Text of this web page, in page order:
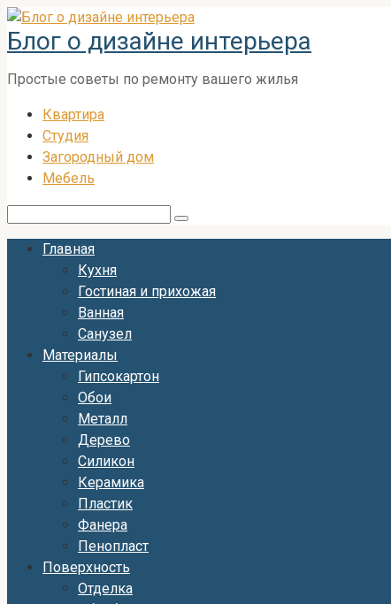
Перейти
к
контенту
Блог о дизайне интерьера
Простые советы по ремонту вашего жилья
Квартира
Студия
Загородный дом
Мебель
Главная
Кухня
Гостиная и прихожая
Ванная
Санузел
Материалы
Гипсокартон
Обои
Металл
Дерево
Силикон
Керамика
Пластик
Фанера
Пенопласт
Поверхность
Отделка